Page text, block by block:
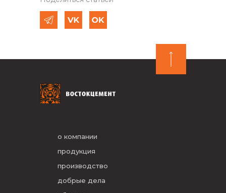
о компании
продукция
производство
добрые дела